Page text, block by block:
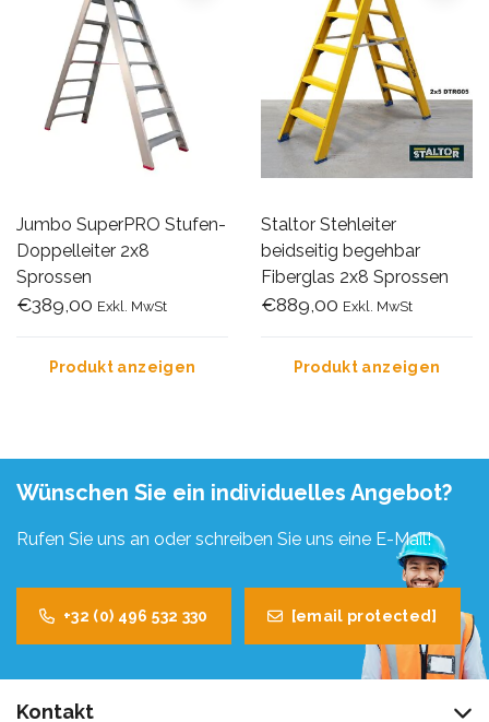
Jumbo SuperPRO Stufen-
Doppelleiter 2x8
Sprossen
€389,00 Exkl. MwSt
Produkt anzeigen
Staltor Stehleiter
beidseitig begehbar
Fiberglas 2x8 Sprossen
€889,00 Exkl. MwSt
Produkt anzeigen
Wünschen Sie ein individuelles Angebot?
Rufen Sie uns an oder schreiben Sie uns eine E-Mail!
+32 (0) 496 532 330 [email protected]
Kontakt